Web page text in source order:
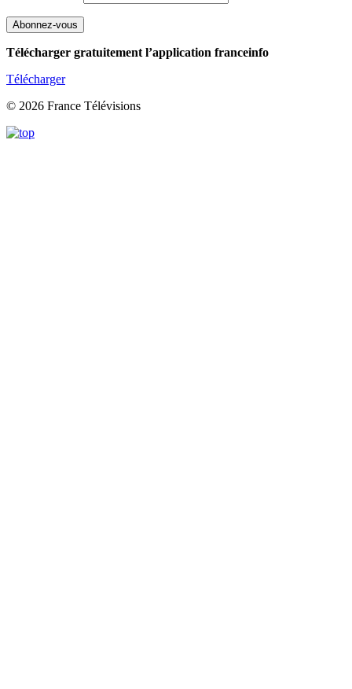
Abonnez-vous
Télécharger gratuitement l’application franceinfo
Télécharger
© 2026 France Télévisions